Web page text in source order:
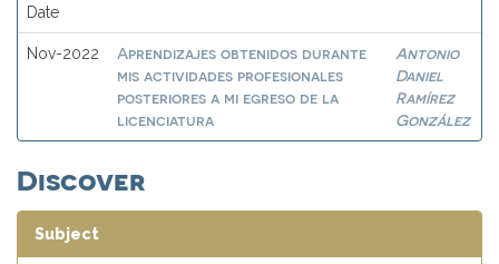
Date
Nov-2022
Aprendizajes obtenidos durante
mis actividades profesionales
posteriores a mi egreso de la
licenciatura
Antonio
Daniel
Ramírez
González
Discover
Subject